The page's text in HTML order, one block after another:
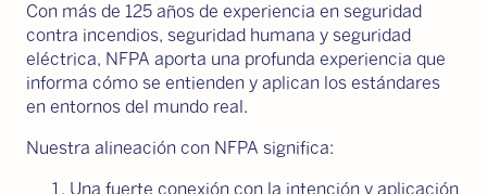
Con más de 125 años de experiencia en seguridad
contra incendios, seguridad humana y seguridad
eléctrica, NFPA aporta una profunda experiencia que
informa cómo se entienden y aplican los estándares
en entornos del mundo real.
Nuestra alineación con NFPA significa:
Una fuerte conexión con la intención y aplicación